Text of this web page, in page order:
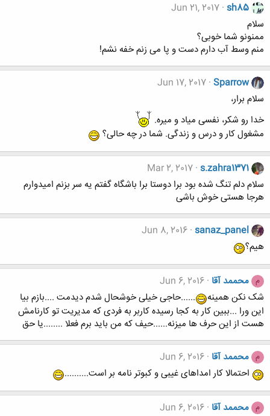
sh85
Jun 21, 2017
سلام
ممنونو شما خوبی؟
منم وسط آب دارم دست و پا می زنم خفه نشم!
Sparrow
Jun 17, 2017
سلام برار،
خدا رو شکر، نفسی میاد و میره.
مشغول کار و درس و زندگی. شما در چه حالی؟
s.zahra1371
Mar 2, 2017
سلام دلم تنگ شده بود برا دوستا برا باشگاه گفتم یه سر بزنم امیدوارم
هرجا هستی خوش باشی
sanaz_panel
Jun 8, 2016
هیم؟
م محممد آقا Jun 6, 2016
شک نکن همینه
......حاجی خیلی خوشحال شدم دیدمت ....بازم بیا
این ورا ...ببین کار به کجا رسیده کاربر به فردی که مدیریت تو کارنامش
هست از این حرف ها میزنه......حیف که من باید برم فعلا ........یا حق
م محممد آقا Jun 6, 2016
احتمالا کار امداهای غیبی و کبوتر نامه بر است..........
م محممد آقا Jun 6, 2016